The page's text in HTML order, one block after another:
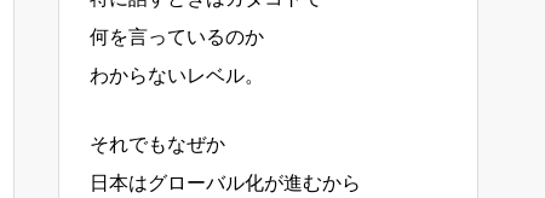
何を言っているのか
わからないレベル。
それでもなぜか
日本はグローバル化が進むから